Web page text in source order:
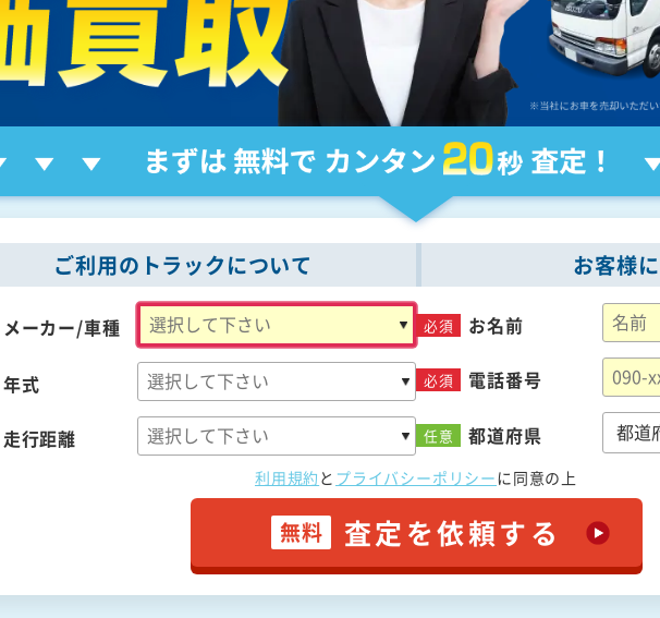
ご利用のトラックについて
メーカー/車種
年式
走行距離
お客様
必須 お名前
必須 電話番号
任意 都道府県
利用規約 と プライバシーポリシーに同意の上
無料 査定を依頼する